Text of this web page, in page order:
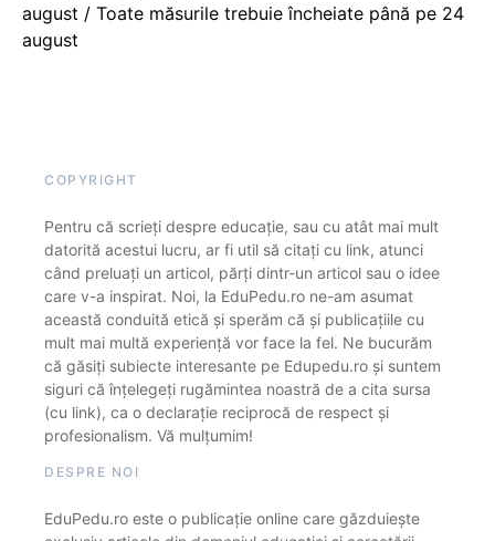
august / Toate măsurile trebuie încheiate până pe 24
august
COPYRIGHT
Pentru că scrieți despre educație, sau cu atât mai mult
datorită acestui lucru, ar fi util să citați cu link, atunci
când preluați un articol, părți dintr-un articol sau o idee
care v-a inspirat. Noi, la EduPedu.ro ne-am asumat
această conduită etică și sperăm că și publicațiile cu
mult mai multă experiență vor face la fel. Ne bucurăm
că găsiți subiecte interesante pe Edupedu.ro și suntem
siguri că înțelegeți rugămintea noastră de a cita sursa
(cu link), ca o declarație reciprocă de respect și
profesionalism. Vă mulțumim!
DESPRE NOI
EduPedu.ro este o publicație online care găzduiește